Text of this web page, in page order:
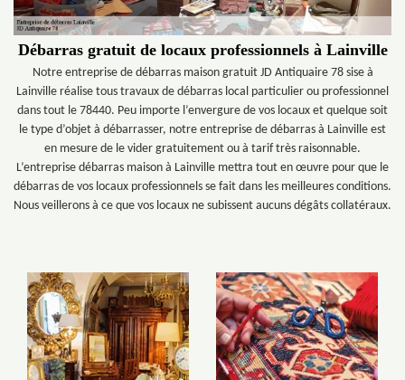
Débarras gratuit de locaux professionnels à Lainville
Notre entreprise de débarras maison gratuit JD Antiquaire 78 sise à
Lainville réalise tous travaux de débarras local particulier ou professionnel
dans tout le 78440. Peu importe l’envergure de vos locaux et quelque soit
le type d’objet à débarrasser, notre entreprise de débarras à Lainville est
en mesure de le vider gratuitement ou à tarif très raisonnable.
L’entreprise débarras maison à Lainville mettra tout en œuvre pour que le
débarras de vos locaux professionnels se fait dans les meilleures conditions.
Nous veillerons à ce que vos locaux ne subissent aucuns dégâts collatéraux.